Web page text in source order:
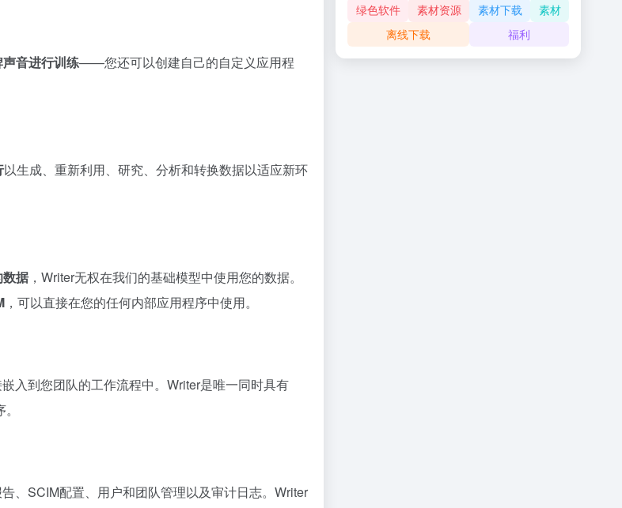
音进行训练——您还可以创建自己的自定义应用程
以生成、重新利用、研究、分析和转换数据以适应新环
据 ，Writer无权在我们的基础模型中使用您的数据。
，可以直接在您的任何内部应用程序中使用。
嵌入到您团队的工作流程中。Writer是唯一同时具有
、SCIM配置、用户和团队管理以及审计日志。Writer
绿色软件
素材资源 素材下载
素材
离线下载
福利